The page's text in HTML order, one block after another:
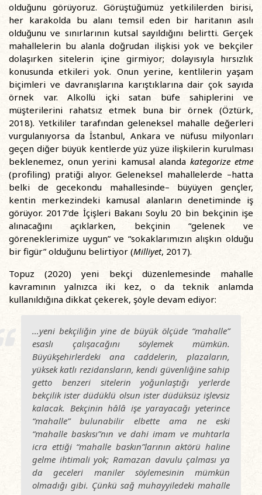
olduğunu görüyoruz. Görüştüğümüz yetkililerden birisi,
her karakolda bu alanı temsil eden bir haritanın asılı
olduğunu ve sınırlarının kutsal sayıldığını belirtti. Gerçek
mahallelerin bu alanla doğrudan ilişkisi yok ve bekçiler
dolaşırken sitelerin içine girmiyor; dolayısıyla hırsızlık
konusunda etkileri yok. Onun yerine, kentlilerin yaşam
biçimleri ve davranışlarına karıştıklarına dair çok sayıda
örnek var. Alkollü içki satan büfe sahiplerini ve
müşterilerini rahatsız etmek buna bir örnek (Öztürk,
2018). Yetkililer tarafından geleneksel mahalle değerleri
vurgulanıyorsa da İstanbul, Ankara ve nüfusu milyonları
geçen diğer büyük kentlerde yüz yüze ilişkilerin kurulması
beklenemez, onun yerini kamusal alanda kategorize etme
(profiling) pratiği alıyor. Geleneksel mahallelerde –hatta
belki de gecekondu mahallesinde– büyüyen gençler,
kentin merkezindeki kamusal alanların denetiminde iş
görüyor. 2017’de İçişleri Bakanı Soylu 20 bin bekçinin işe
alınacağını açıklarken, bekçinin “gelenek ve
göreneklerimize uygun” ve “sokaklarımızın alışkın olduğu
bir figür” olduğunu belirtiyor (Milliyet, 2017).
Topuz (2020) yeni bekçi düzenlemesinde mahalle
kavramının yalnızca iki kez, o da teknik anlamda
kullanıldığına dikkat çekerek, şöyle devam ediyor:
…yeni bekçiliğin yine de büyük ölçüde “mahalle”
esaslı çalışacağını söylemek mümkün.
Büyükşehirlerdeki ana caddelerin, plazaların,
yüksek katlı rezidansların, kendi güvenliğine sahip
getto benzeri sitelerin yoğunlaştığı yerlerde
bekçilik ister düdüklü olsun ister düdüksüz işlevsiz
kalacak. Bekçinin hâlâ işe yarayacağı yeterince
“mahalle” bulunabilir elbette ama ne eski
“mahalle baskısı”nın ve dahi imam ve muhtarla
icra ettiği “mahalle baskın”larının aktörü haline
gelme ihtimali yok; Ramazan davulu çalması ya
da geceleri maniler söylemesinin mümkün
olmadığı gibi. Çünkü sağ muhayyiledeki mahalle